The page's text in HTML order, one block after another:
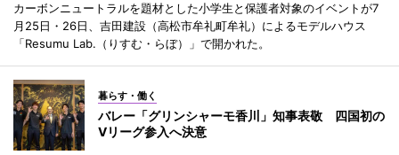
カーボンニュートラルを題材とした小学生と保護者対象のイベントが7
月25日・26日、吉田建設（高松市牟礼町牟礼）によるモデルハウス
「Resumu Lab.（りすむ・らぼ）」で開かれた。
暮らす・働く
バレー「グリンシャーモ香川」知事表敬 四国初の
Vリーグ参入へ決意